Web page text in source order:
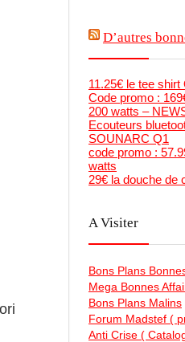
D’autres
11.25€ le tee
Code promo :
200 watts –
Ecouteurs
SOUNARC Q1
code promo :
watts
29€ la douche de
A Visiter
Bons Plans
Mega Bonnes
Bons Plans Malins
Forum Madstef (
Anti Crise (